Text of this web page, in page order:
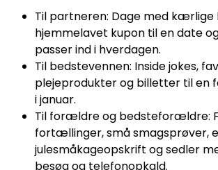
Til partneren: Dage med kærlige
hjemmelavet kupon til en date
passer ind i hverdagen.
Til bedstevennen: Inside jokes,
plejeprodukter og billetter til en
i januar.
Til forældre og bedsteforældre:
fortællinger, små smagsprøver,
julesmåkageopskrift og sedler
besøg og telefonopkald.